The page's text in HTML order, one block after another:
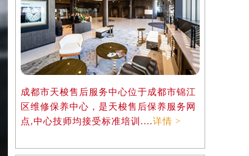
成都市天梭售后服务中心位于成都市锦江
区维修保养中心，是天梭售后保养服务网
点,中心技师均接受标准培训....详情 >